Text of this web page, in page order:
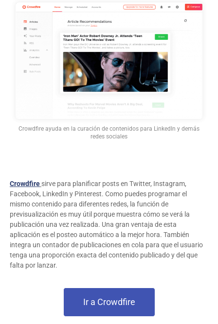
Crowdfire ayuda en la curación de contenidos para LinkedIn y demás
redes sociales
Crowdfire sirve para planificar posts en Twitter, Instagram,
Facebook, LinkedIn y Pinterest. Como puedes programar el
mismo contenido para diferentes redes, la función de
previsualización es muy útil porque muestra cómo se verá la
publicación una vez realizada. Una gran ventaja de esta
aplicación es el posteo automático a la mejor hora. También
integra un contador de publicaciones en cola para que el usuario
tenga una proporción exacta del contenido publicado y del que
falta por lanzar.
Ir a Crowdfire